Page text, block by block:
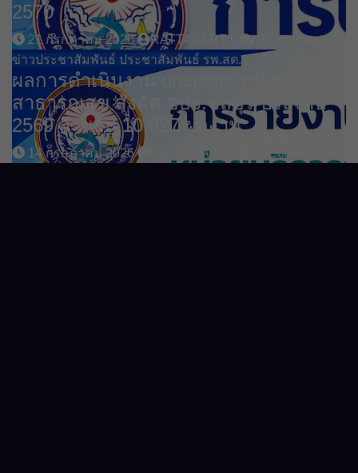
2570
21 กรกฎาคม 2026 RATTASART k
0 Comments
ข่าวประชาสัมพันธ์ ประชาสัมพันธ์ รพ.สต.
ผลการดำเนินงาน onepage หน่วยบริการ
สาธารณสุข สังกัด อบจ.ชลบุรี ประจำปี
2569 จำนวน 10,927 ผลงาน
14 กรกฎาคม 2026 RATTASART k 0 Comments